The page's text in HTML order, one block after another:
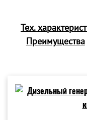
Тех.
Преимущества